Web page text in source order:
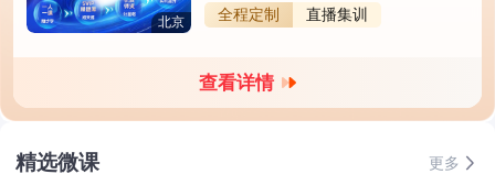
北京 全程定制 直播集训
查看详情
精选微课 更多